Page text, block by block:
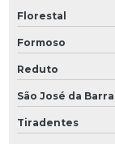
Florestal
Formoso
Reduto
São José da Barra
Tiradentes